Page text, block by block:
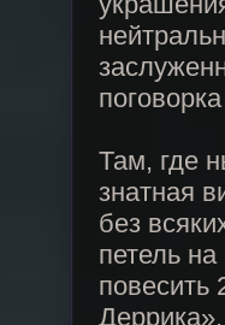
Там, где
знатная
без
петель
повесить